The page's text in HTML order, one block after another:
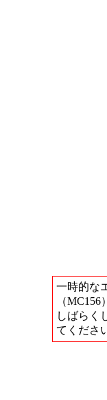
一時的な
（MC156）
しばらく
てくださ